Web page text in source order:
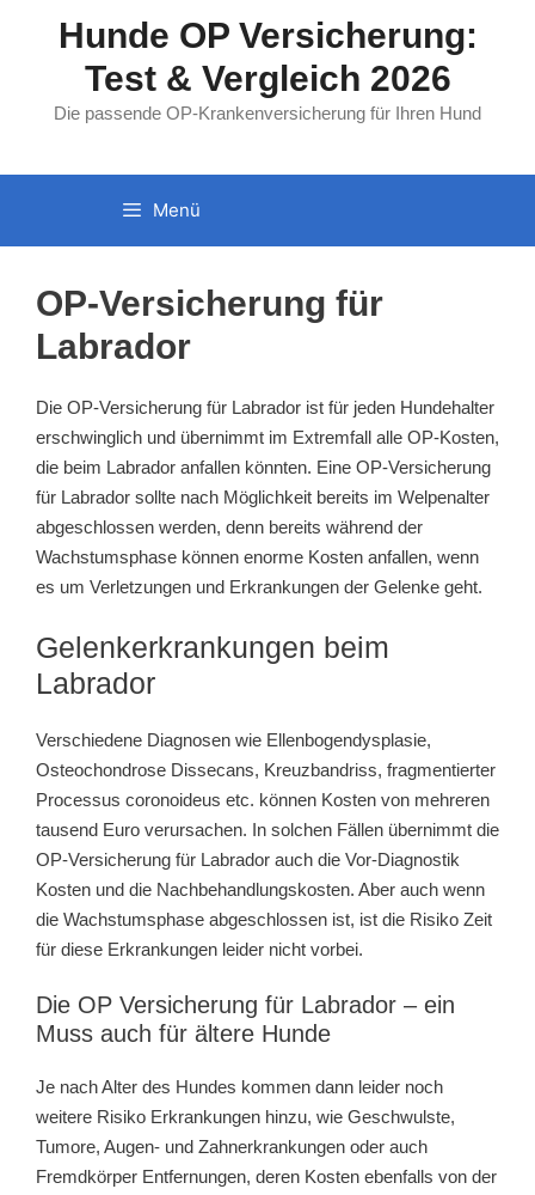
Hunde OP Versicherung:
Test & Vergleich 2026
Die passende OP-Krankenversicherung für Ihren Hund
Menü
OP-Versicherung für
Labrador
Die OP-Versicherung für Labrador ist für jeden Hundehalter
erschwinglich und übernimmt im Extremfall alle OP-Kosten,
die beim Labrador anfallen könnten. Eine OP-Versicherung
für Labrador sollte nach Möglichkeit bereits im Welpenalter
abgeschlossen werden, denn bereits während der
Wachstumsphase können enorme Kosten anfallen, wenn
es um Verletzungen und Erkrankungen der Gelenke geht.
Gelenkerkrankungen beim
Labrador
Verschiedene Diagnosen wie Ellenbogendysplasie,
Osteochondrose Dissecans, Kreuzbandriss, fragmentierter
Processus coronoideus etc. können Kosten von mehreren
tausend Euro verursachen. In solchen Fällen übernimmt die
OP-Versicherung für Labrador auch die Vor-Diagnostik
Kosten und die Nachbehandlungskosten. Aber auch wenn
die Wachstumsphase abgeschlossen ist, ist die Risiko Zeit
für diese Erkrankungen leider nicht vorbei.
Die OP Versicherung für Labrador – ein
Muss auch für ältere Hunde
Je nach Alter des Hundes kommen dann leider noch
weitere Risiko Erkrankungen hinzu, wie Geschwulste,
Tumore, Augen- und Zahnerkrankungen oder auch
Fremdkörper Entfernungen, deren Kosten ebenfalls von der